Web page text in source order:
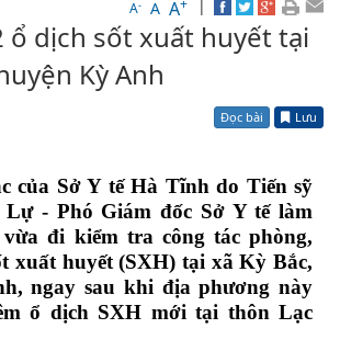
A- A A+ |
ổ dịch sốt xuất huyết tại
Kỳ Anh
Đọc bài Lưu
của Sở Y tế Hà Tĩnh do Tiến sỹ
- Phó Giám đốc Sở Y tế làm
đi kiểm tra công tác phòng,
xuất huyết (SXH) tại xã Kỳ Bắc,
ngay sau khi địa phương này
ổ dịch SXH mới tại thôn Lạc